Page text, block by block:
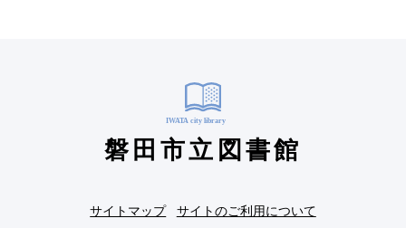
磐田市立図書館
サイトマップ
サイトのご利用について